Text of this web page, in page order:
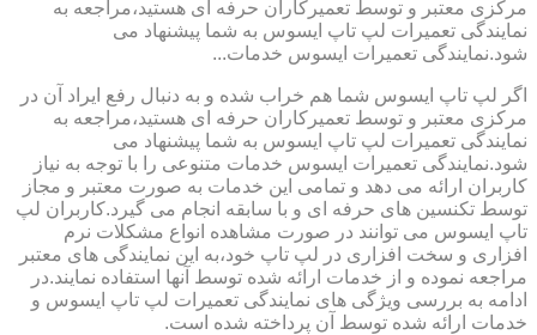
مرکزی معتبر و توسط تعمیرکاران حرفه ای هستید،مراجعه به
نمایندگی تعمیرات لپ تاپ ایسوس به شما پیشنهاد می
شود.نمایندگی تعمیرات ایسوس خدمات...
اگر لپ تاپ ایسوس شما هم خراب شده و به دنبال رفع ایراد آن در
مرکزی معتبر و توسط تعمیرکاران حرفه ای هستید،مراجعه به
نمایندگی تعمیرات لپ تاپ ایسوس به شما پیشنهاد می
شود.نمایندگی تعمیرات ایسوس خدمات متنوعی را با توجه به نیاز
کاربران ارائه می دهد و تمامی این خدمات به صورت معتبر و مجاز
توسط تکنسین های حرفه ای و با سابقه انجام می گیرد.کاربران لپ
تاپ ایسوس می توانند در صورت مشاهده انواع مشکلات نرم
افزاری و سخت افزاری در لپ تاپ خود،به این نمایندگی های معتبر
مراجعه نموده و از خدمات ارائه شده توسط آنها استفاده نمایند.در
ادامه به بررسی ویژگی های نمایندگی تعمیرات لپ تاپ ایسوس و
خدمات ارائه شده توسط آن پرداخته شده است.